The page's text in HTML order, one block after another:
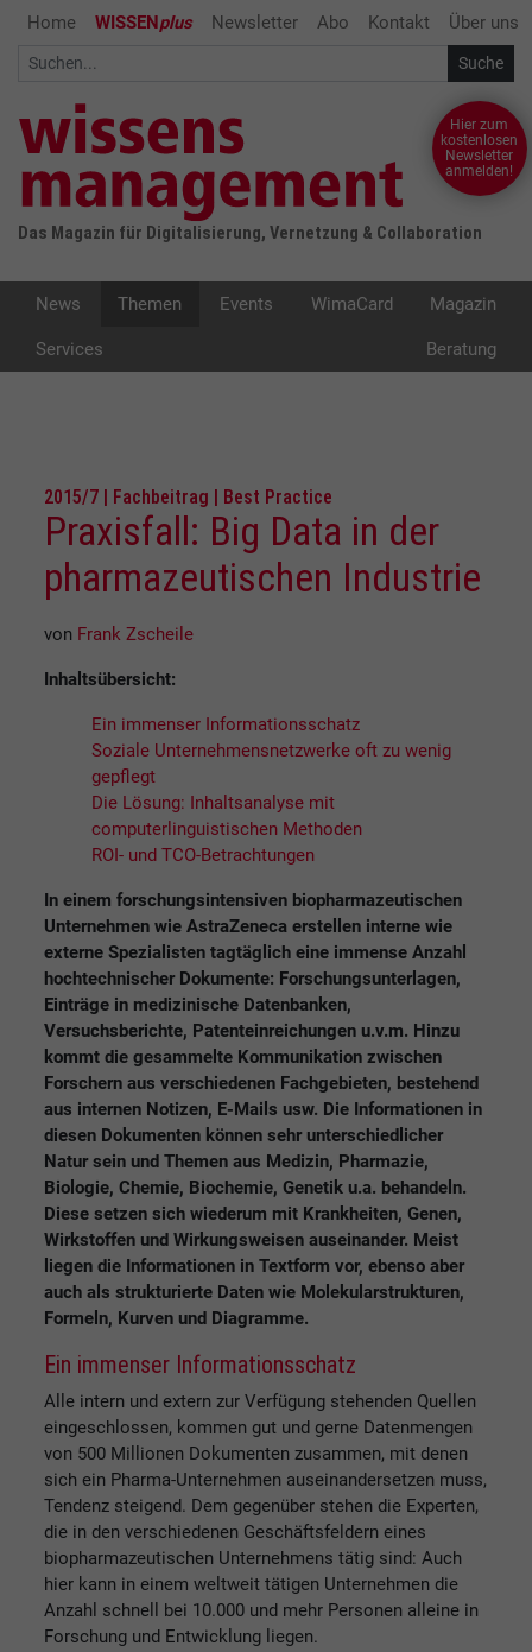
Home WISSENplus Newsletter Abo Kontakt Über uns
Das Magazin für Digitalisierung, Vernetzung & Collaboration
Hier zum
kostenlosen
Newsletter
anmelden!
News Themen Events WimaCard Magazin
Services Beratung
2015/7 | Fachbeitrag | Best Practice
Praxisfall: Big Data in der
pharmazeutischen Industrie
von Frank Zscheile
Inhaltsübersicht:
Ein immenser Informationsschatz
Soziale Unternehmensnetzwerke oft zu wenig
gepflegt
Die Lösung: Inhaltsanalyse mit
computerlinguistischen Methoden
ROI- und TCO-Betrachtungen
In einem forschungsintensiven biopharmazeutischen
Unternehmen wie AstraZeneca erstellen interne wie
externe Spezialisten tagtäglich eine immense Anzahl
hochtechnischer Dokumente: Forschungsunterlagen,
Einträge in medizinische Datenbanken,
Versuchsberichte, Patenteinreichungen u.v.m. Hinzu
kommt die gesammelte Kommunikation zwischen
Forschern aus verschiedenen Fachgebieten, bestehend
aus internen Notizen, E-Mails usw. Die Informationen in
diesen Dokumenten können sehr unterschiedlicher
Natur sein und Themen aus Medizin, Pharmazie,
Biologie, Chemie, Biochemie, Genetik u.a. behandeln.
Diese setzen sich wiederum mit Krankheiten, Genen,
Wirkstoffen und Wirkungsweisen auseinander. Meist
liegen die Informationen in Textform vor, ebenso aber
auch als strukturierte Daten wie Molekularstrukturen,
Formeln, Kurven und Diagramme.
Ein immenser Informationsschatz
Alle intern und extern zur Verfügung stehenden Quellen
eingeschlossen, kommen gut und gerne Datenmengen
von 500 Millionen Dokumenten zusammen, mit denen
sich ein Pharma-Unternehmen auseinandersetzen muss,
Tendenz steigend. Dem gegenüber stehen die Experten,
die in den verschiedenen Geschäftsfeldern eines
biopharmazeutischen Unternehmens tätig sind: Auch
hier kann in einem weltweit tätigen Unternehmen die
Anzahl schnell bei 10.000 und mehr Personen alleine in
Forschung und Entwicklung liegen.